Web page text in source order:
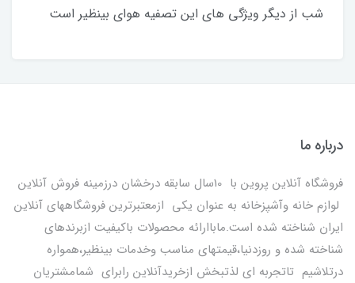
شب از دیگر ویژگی های این تصفیه هوای بینظیر است
درباره ما
فروشگاه آنلاین پروین با 10سال سابقه درخشان درزمینه فروش آنلاین
لوازم خانه وآشپزخانه به عنوان یکی ازمعتبرترین فروشگاههای آنلاین
ایران شناخته شده است.ماباارائه محصولات باکیفیت ازبرندهای
شناخته شده و روزدنیا،قیمتهای مناسب وخدمات بینظیر،همواره
درتلاشیم تاتجربه ای لذتبخش ازخریدآنلاین رابرای شمامشتریان